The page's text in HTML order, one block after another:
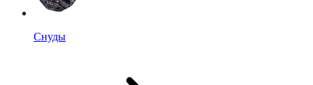
Снуды